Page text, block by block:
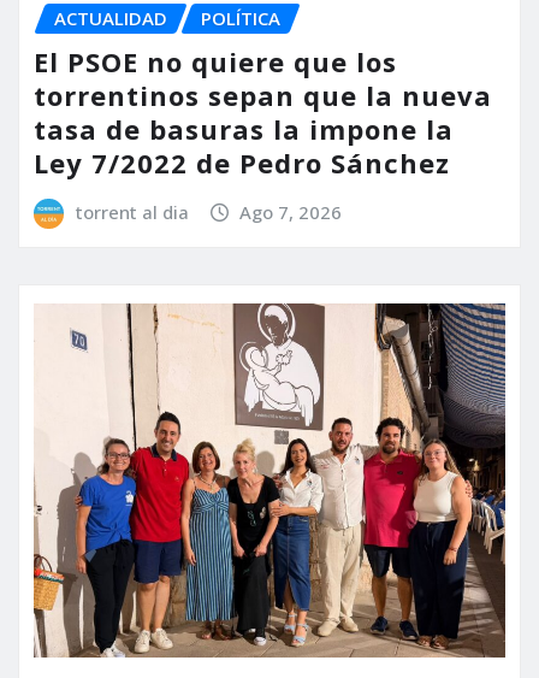
ACTUALIDAD POLÍTICA
El PSOE no quiere que los
torrentinos sepan que la nueva
tasa de basuras la impone la
Ley 7/2022 de Pedro Sánchez
torrent al dia Ago 7, 2026